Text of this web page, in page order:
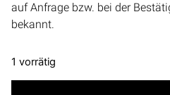
auf Anfrage bzw. bei der
bekannt.
1 vorrätig